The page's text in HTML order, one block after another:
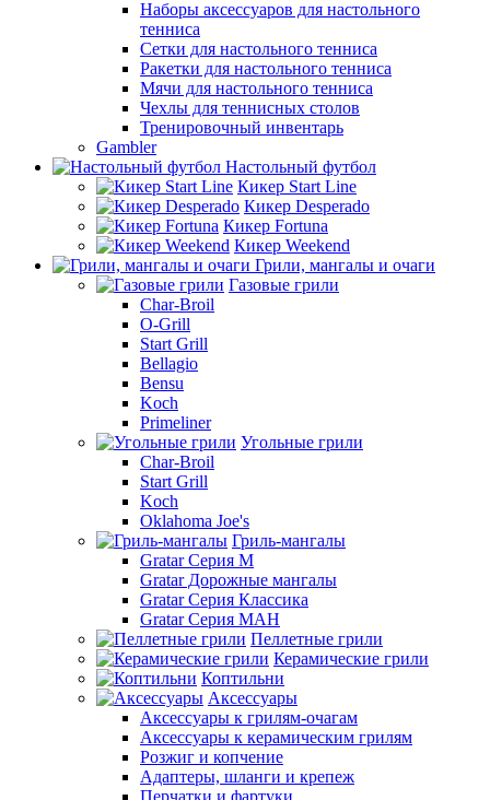
Наборы аксессуаров для настольного
тенниса
Сетки для настольного тенниса
Ракетки для настольного тенниса
Мячи для настольного тенниса
Чехлы для теннисных столов
Тренировочный инвентарь
Gambler
Настольный футбол
Кикер Start Line
Кикер Desperado
Кикер Fortuna
Кикер Weekend
Грили, мангалы и очаги
Газовые грили
Char-Broil
O-Grill
Start Grill
Bellagio
Bensu
Koch
Primeliner
Угольные грили
Char-Broil
Start Grill
Koch
Oklahoma Joe's
Гриль-мангалы
Gratar Серия M
Gratar Дорожные мангалы
Gratar Серия Классика
Gratar Серия МАН
Пеллетные грили
Керамические грили
Коптильни
Аксессуары
Аксессуары к грилям-очагам
Аксессуары к керамическим грилям
Розжиг и копчение
Адаптеры, шланги и крепеж
Перчатки и фартуки